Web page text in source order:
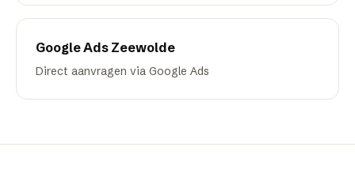
Google Ads Zeewolde
Direct aanvragen via Google Ads